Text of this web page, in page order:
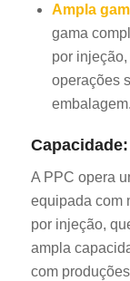
Ampla
gama
por
operações
embalagem.
Capacidade:
A PPC opera
equipada com
por injeção,
ampla
com